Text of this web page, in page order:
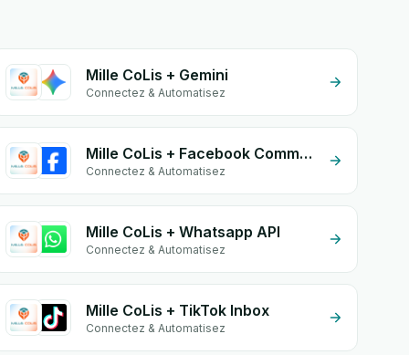
Mille CoLis + Gemini
Connectez & Automatisez
Mille CoLis + Facebook Commerce
Connectez & Automatisez
Mille CoLis + Whatsapp API
Connectez & Automatisez
Mille CoLis + TikTok Inbox
Connectez & Automatisez